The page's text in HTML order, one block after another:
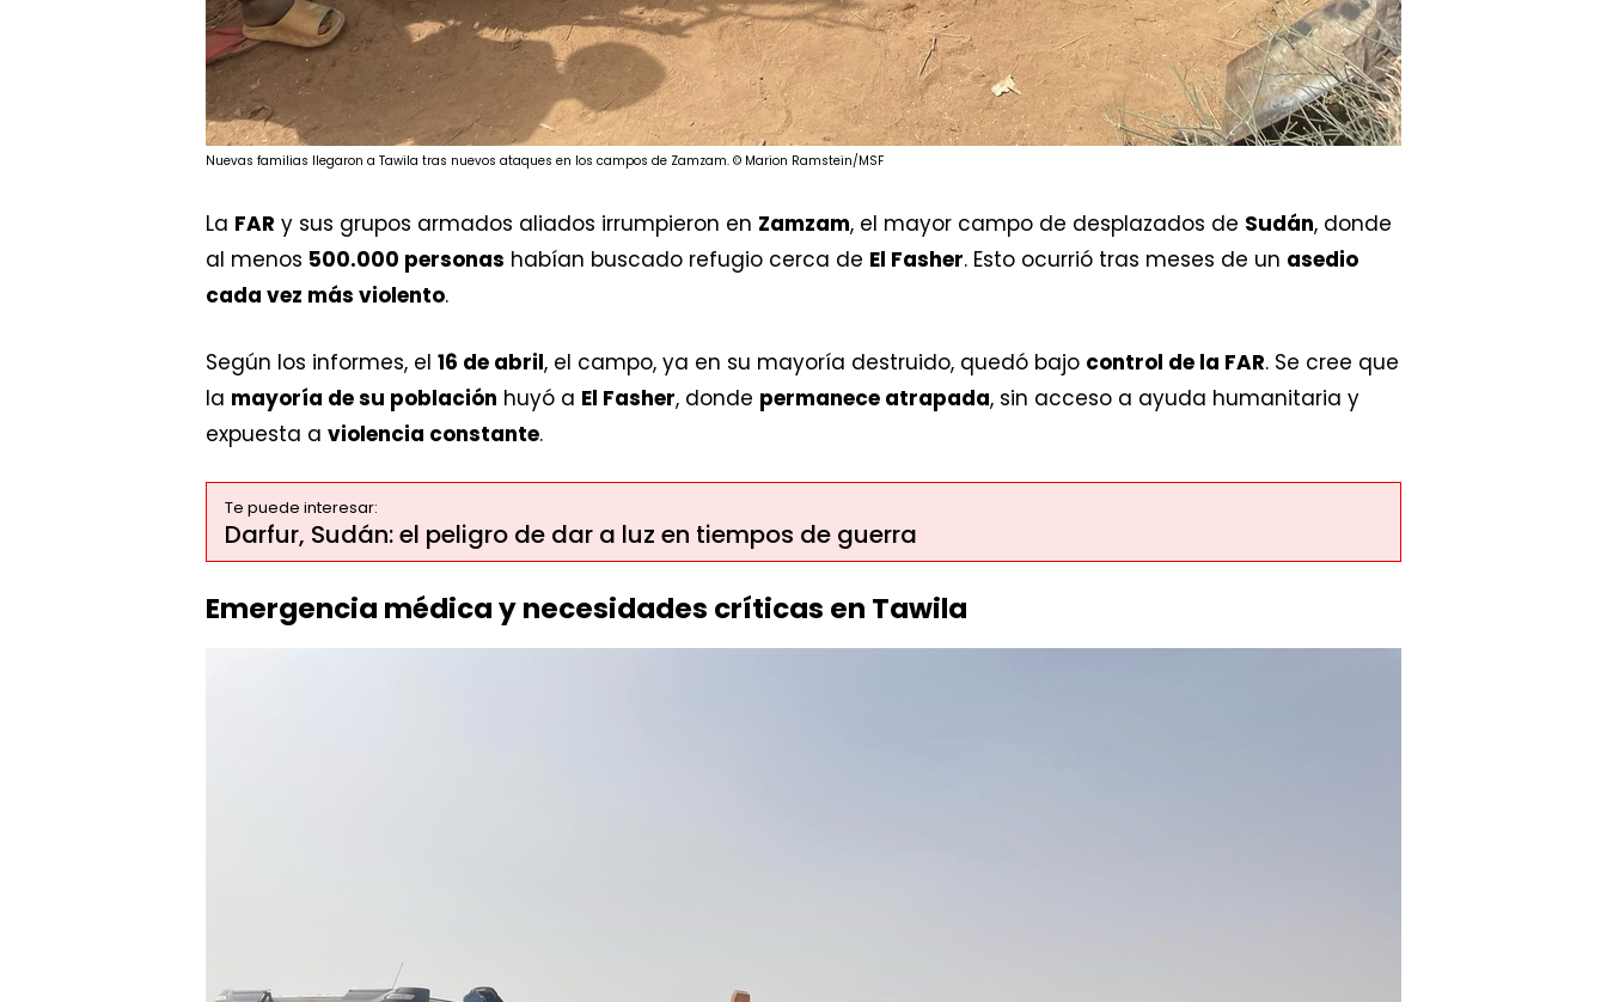
Nuevas familias llegaron a Tawila tras nuevos ataques en los campos de Zamzam. © Marion Ramstein/MSF
La FAR y sus grupos armados aliados irrumpieron en Zamzam, el mayor campo de desplazados de Sudán, donde
al menos 500.000 personas habían buscado refugio cerca de El Fasher. Esto ocurrió tras meses de un asedio
cada vez más violento.
Según los informes, el 16 de abril, el campo, ya en su mayoría destruido, quedó bajo control de la FAR. Se cree que
la mayoría de su población huyó a El Fasher, donde permanece atrapada, sin acceso a ayuda humanitaria y
expuesta a violencia constante.
Te puede interesar:
Darfur, Sudán: el peligro de dar a luz en tiempos de guerra
Emergencia médica y necesidades críticas en Tawila